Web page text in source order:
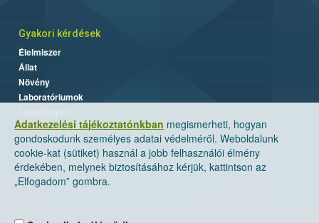
Adatkezelési tájékoztatónkban megismerheti, hogyan
gondoskodunk személyes adatai védelméről. Weboldalunk
cookie-kat (sütiket) használ a jobb felhasználói élmény
érdekében, melynek biztosításához kérjük, kattintson az
„Elfogadom” gombra.
Gyakori kérdések
Élelmiszer
Állat
Növény
Laboratóriumok